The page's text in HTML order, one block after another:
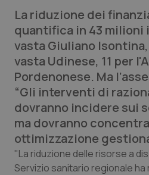
Lettere al direttore
Edizioni Regionali
QS Pro
Professionisti Sanitari.AI
Abruzzo
Basilicata
QS Pro Gold
Artrite & artrosi
QS Club Newsletter
La riduzione dei
quantifica in 43 milioni
vasta Giuliano
vasta Udinese, 11 per
Pordenonese. Ma
“Gli interventi di
dovranno incidere sui
ma dovranno
ottimizzazione
"La riduzione delle risorse a
Servizio sanitario regionale